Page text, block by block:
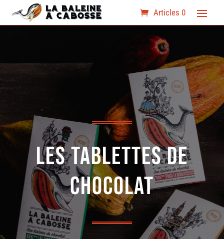
Articles 0
Les tablettes de
chocolat